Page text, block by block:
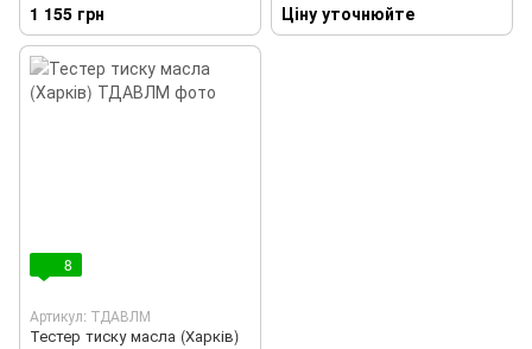
1 155 грн Ціну уточнюйте
8
Артикул: ТДАВЛМ
Тестер тиску масла (Харків)